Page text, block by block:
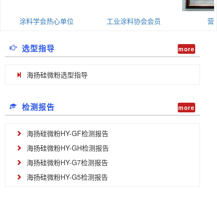
涂料学会热心单位 工业涂料协会会员 营
选型指导 more
海扬硅微粉选型指导
检测报告 more
海扬硅微粉HY-GF检测报告
海扬硅微粉HY-GH检测报告
海扬硅微粉HY-G7检测报告
海扬硅微粉HY-G5检测报告